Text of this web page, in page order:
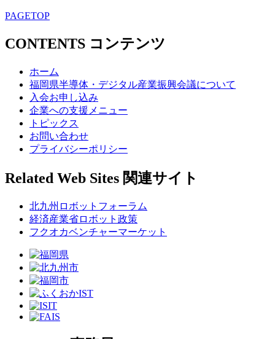
PAGETOP
CONTENTS コンテンツ
ホーム
福岡県半導体・デジタル産業振興会議について
入会お申し込み
企業への支援メニュー
トピックス
お問い合わせ
プライバシーポリシー
Related Web Sites 関連サイト
北九州ロボットフォーラム
経済産業省ロボット政策
フクオカベンチャーマーケット